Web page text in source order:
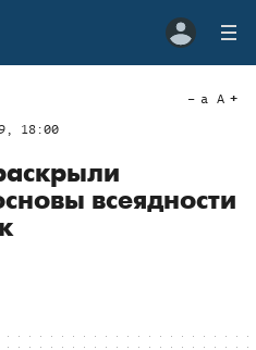
18:00
a A
всеядности